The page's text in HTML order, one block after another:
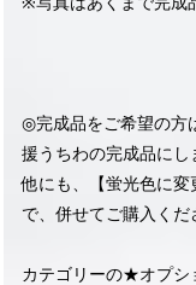
◎完成品をご希望の
援うちわの完成品にし
他にも、【蛍光色に
で、併せてご購入くだ
カテゴリーの★オプ